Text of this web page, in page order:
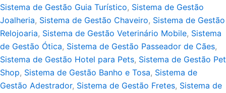
Sistema de Gestão Guia Turístico, Sistema de Gestão
Joalheria, Sistema de Gestão Chaveiro, Sistema de Gestão
Relojoaria, Sistema de Gestão Veterinário Mobile, Sistema
de Gestão Ótica, Sistema de Gestão Passeador de Cães,
Sistema de Gestão Hotel para Pets, Sistema de Gestão Pet
Shop, Sistema de Gestão Banho e Tosa, Sistema de
Gestão Adestrador, Sistema de Gestão Fretes, Sistema de